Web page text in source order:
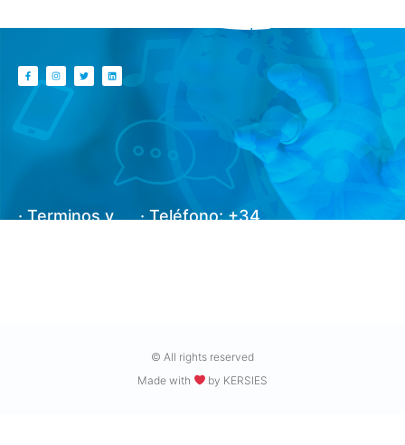
· Terminos y
· Teléfono: +34
© All rights reserved
Made with
by KERSIES